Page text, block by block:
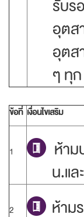
รับร
อุตส
อุตส
ๆ ทุ
ข้อที่ เงื่อนไขเสริม
1
ห้าม
น.แล
2
ห้าม